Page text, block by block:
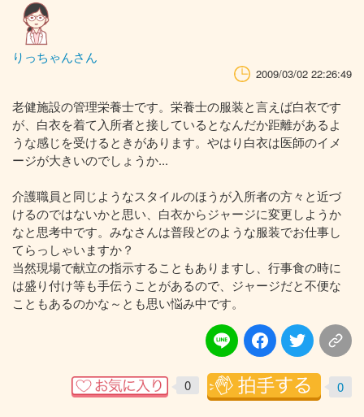
りっちゃんさん
2009/03/02 22:26:49
老健施設の管理栄養士です。栄養士の服装と言えば白衣です
が、白衣を着て入所者と接しているとなんだか距離があるよ
うな感じを受けるときがあります。やはり白衣は医師のイメ
ージが大きいのでしょうか...
介護職員と同じようなスタイルのほうが入所者の方々と近づ
けるのではないかと思い、白衣からジャージに変更しようか
なと思考中です。みなさんは普段どのような服装でお仕事し
てらっしゃいますか？
当然現場で献立の指示することもありますし、行事食の時に
は盛り付け等も手伝うことがあるので、ジャージだと不便な
こともあるのかな～とも思い悩み中です。
0 0